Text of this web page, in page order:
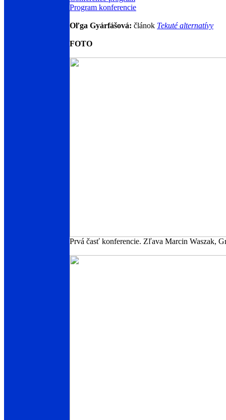
Program konferencie
Oľga Gyárfášová: článok Tekuté alternatívy
FOTO
Prvá časť konferencie. Zľava Marcin Waszak,